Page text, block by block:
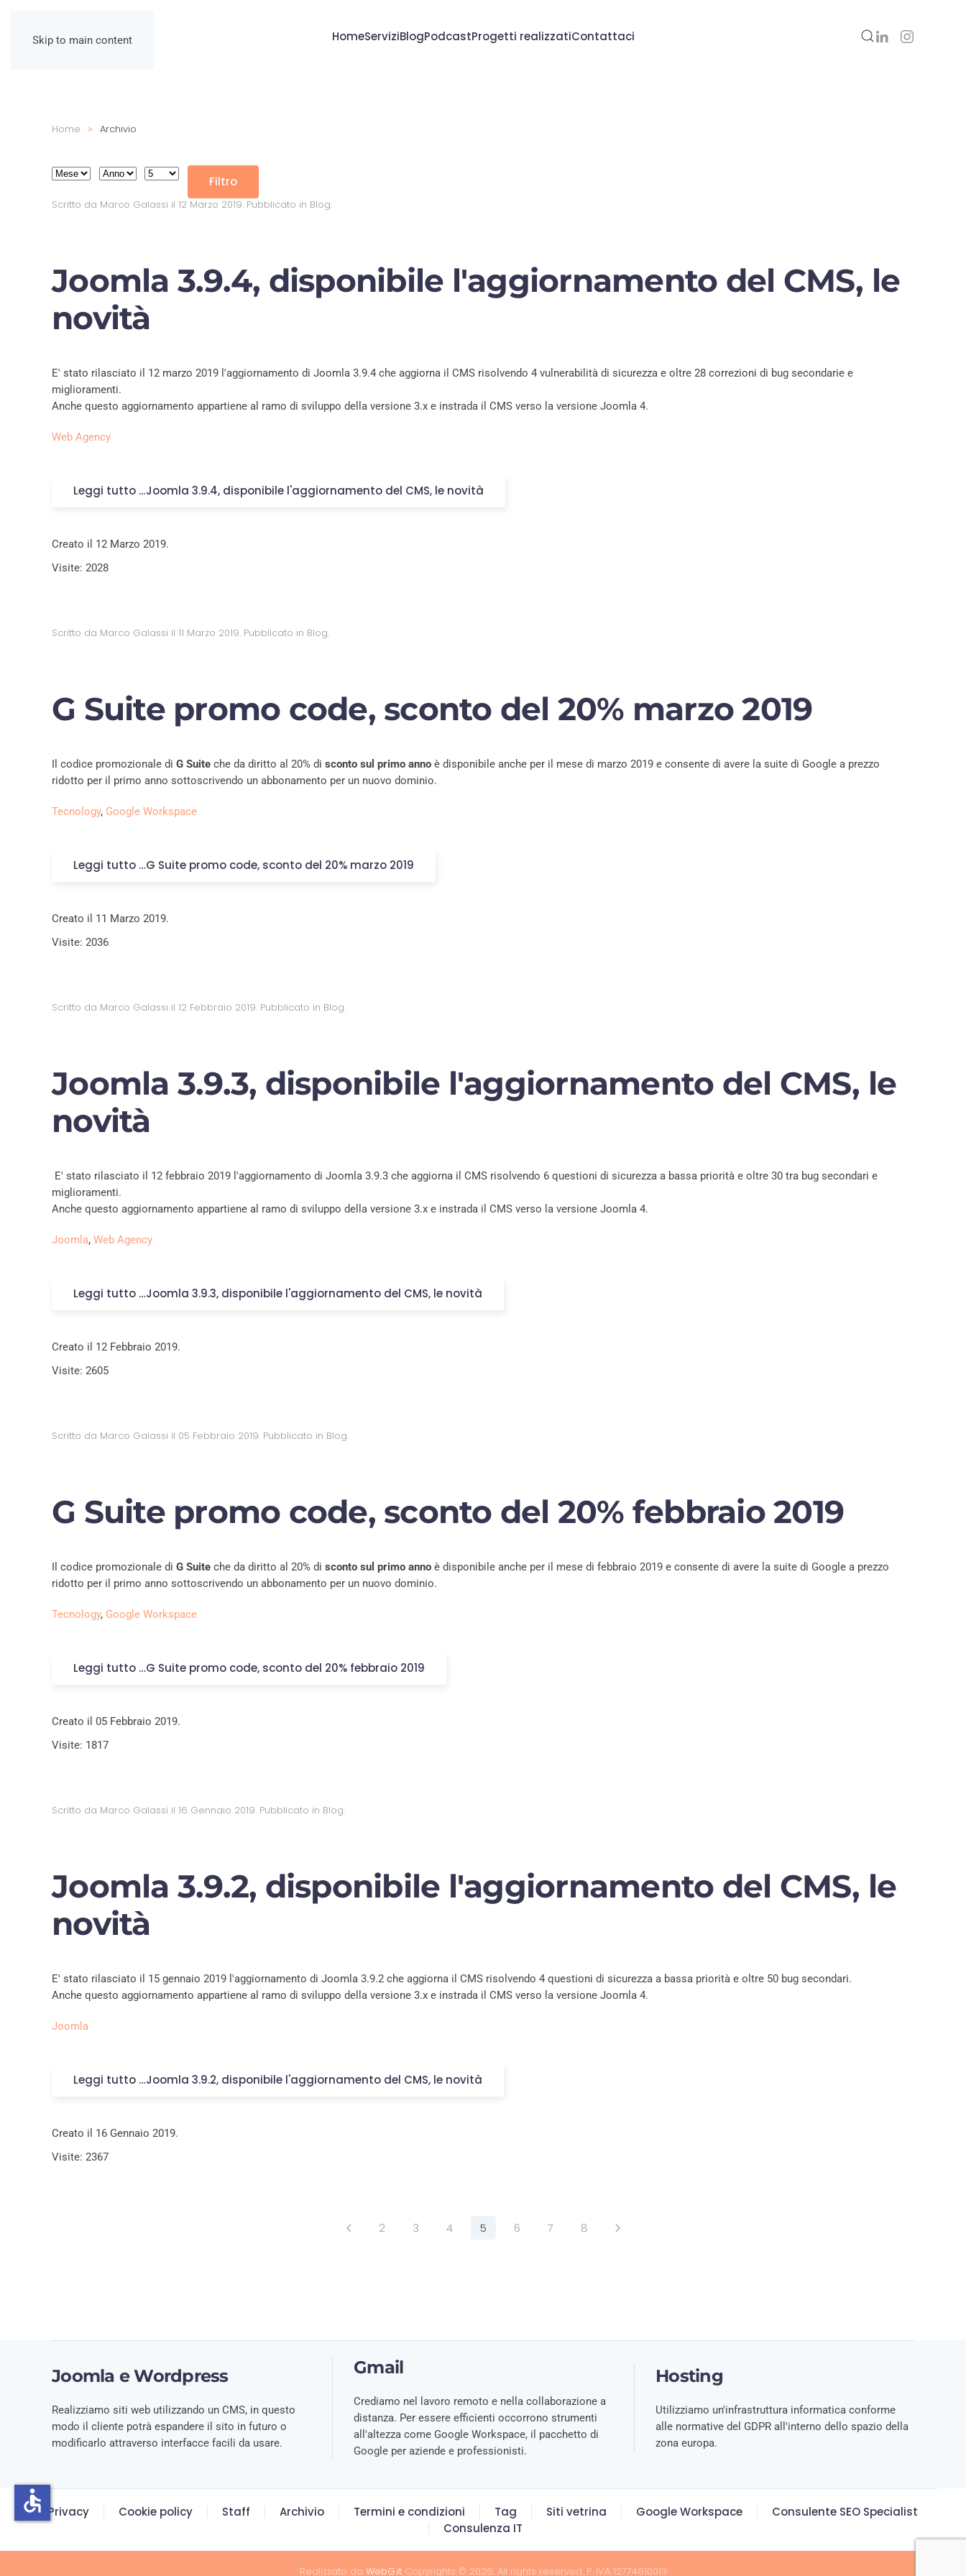
Skip to main content HomeServiziBlogPodcastProgetti realizzatiContattaci
Home Archivio
Filtri
Mese Anno Visualizza #
Filtro
Scritto da Marco Galassi il 12 Marzo 2019. Pubblicato in Blog.
Joomla 3.9.4, disponibile l'aggiornamento del CMS, le
novità
E' stato rilasciato il 12 marzo 2019 l'aggiornamento di Joomla 3.9.4 che aggiorna il CMS risolvendo 4 vulnerabilità di sicurezza e oltre 28 correzioni di bug secondarie e
miglioramenti.
Anche questo aggiornamento appartiene al ramo di sviluppo della versione 3.x e instrada il CMS verso la versione Joomla 4.
Web Agency
Leggi tutto …Joomla 3.9.4, disponibile l'aggiornamento del CMS, le novità
Creato il 12 Marzo 2019.
Visite: 2028
Scritto da Marco Galassi il 11 Marzo 2019. Pubblicato in Blog.
G Suite promo code, sconto del 20% marzo 2019
Il codice promozionale di G Suite che da diritto al 20% di sconto sul primo anno è disponibile anche per il mese di marzo 2019 e consente di avere la suite di Google a prezzo
ridotto per il primo anno sottoscrivendo un abbonamento per un nuovo dominio.
Tecnology, Google Workspace
Leggi tutto …G Suite promo code, sconto del 20% marzo 2019
Creato il 11 Marzo 2019.
Visite: 2036
Scritto da Marco Galassi il 12 Febbraio 2019. Pubblicato in Blog.
Joomla 3.9.3, disponibile l'aggiornamento del CMS, le
novità
E' stato rilasciato il 12 febbraio 2019 l'aggiornamento di Joomla 3.9.3 che aggiorna il CMS risolvendo 6 questioni di sicurezza a bassa priorità e oltre 30 tra bug secondari e
miglioramenti.
Anche questo aggiornamento appartiene al ramo di sviluppo della versione 3.x e instrada il CMS verso la versione Joomla 4.
Joomla, Web Agency
Leggi tutto …Joomla 3.9.3, disponibile l'aggiornamento del CMS, le novità
Creato il 12 Febbraio 2019.
Visite: 2605
Scritto da Marco Galassi il 05 Febbraio 2019. Pubblicato in Blog.
G Suite promo code, sconto del 20% febbraio 2019
Il codice promozionale di G Suite che da diritto al 20% di sconto sul primo anno è disponibile anche per il mese di febbraio 2019 e consente di avere la suite di Google a prezzo
ridotto per il primo anno sottoscrivendo un abbonamento per un nuovo dominio.
Tecnology, Google Workspace
Leggi tutto …G Suite promo code, sconto del 20% febbraio 2019
Creato il 05 Febbraio 2019.
Visite: 1817
Scritto da Marco Galassi il 16 Gennaio 2019. Pubblicato in Blog.
Joomla 3.9.2, disponibile l'aggiornamento del CMS, le
novità
E' stato rilasciato il 15 gennaio 2019 l'aggiornamento di Joomla 3.9.2 che aggiorna il CMS risolvendo 4 questioni di sicurezza a bassa priorità e oltre 50 bug secondari.
Anche questo aggiornamento appartiene al ramo di sviluppo della versione 3.x e instrada il CMS verso la versione Joomla 4.
Joomla
Leggi tutto …Joomla 3.9.2, disponibile l'aggiornamento del CMS, le novità
Creato il 16 Gennaio 2019.
Visite: 2367
2 3 4 5 6 7 8
Joomla e Wordpress
Realizziamo siti web utilizzando un CMS, in questo
modo il cliente potrà espandere il sito in futuro o
modificarlo attraverso interfacce facili da usare.
Gmail
Crediamo nel lavoro remoto e nella collaborazione a
distanza. Per essere efficienti occorrono strumenti
all'altezza come Google Workspace, il pacchetto di
Google per aziende e professionisti.
Hosting
Utilizziamo un'infrastruttura informatica conforme
alle normative del GDPR all'interno dello spazio della
zona europa.
Privacy Cookie policy Staff Archivio Termini e condizioni Tag Siti vetrina Google Workspace
Consulente SEO Specialist
Consulenza IT
Realizzato da WebG.itCopyrights © 2026. All rights reserved. P. IVA 12774610013
accessible